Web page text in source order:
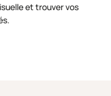
et trouver vos